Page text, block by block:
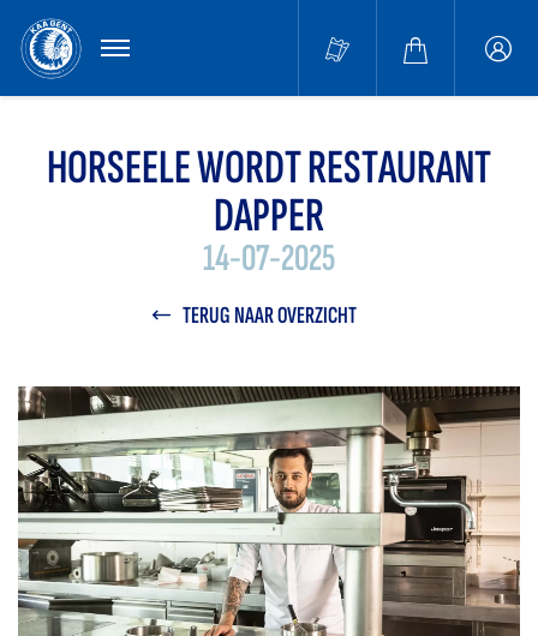
MENU
HORSEELE WORDT RESTAURANT
DAPPER
14-07-2025
TERUG NAAR OVERZICHT